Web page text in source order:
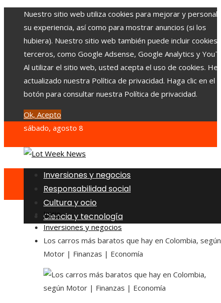
Nuestro sitio web utiliza cookies para mejorar y
su experiencia, así como para mostrar anuncios (si los
hubiera). Nuestro sitio web también puede incluir cookies
terceros, como Google Adsense, Google Analytics y
Al utilizar el sitio web, usted acepta el uso de cookies.
actualizado nuestra Política de privacidad. Haga clic en el
botón para consultar nuestra Política de privacidad.
Ok, Acepto
sábado, agosto 8
Inversiones y negocios
Responsabilidad social
Cultura y ocio
Ciencia y tecnología
Inicio
Inversiones y negocios
Los carros más baratos que hay en Colombia, según
Motor | Finanzas | Economía